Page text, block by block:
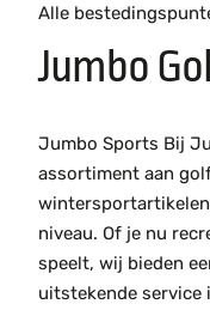
Alle
Jumbo
Jumbo Sports Bij
assortiment aan
niveau. Of je nu
speelt, wij bieden
uitstekende service